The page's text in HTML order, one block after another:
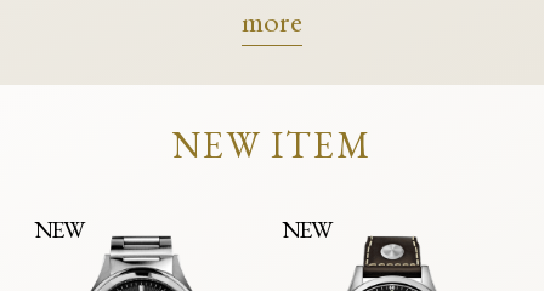
more
NEW ITEM
NEW NEW